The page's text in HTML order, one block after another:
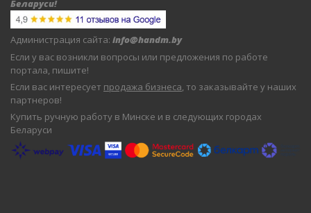
Беларуси!
Администрация сайта: info@handm.by
Если у вас возникли вопросы или предложения по работе
портала, пишите!
Если вас интересует продажа бизнеса, то заказывайте у наших
партнеров!
Купить ручную работу в Минске и в следующих городах
Беларуси